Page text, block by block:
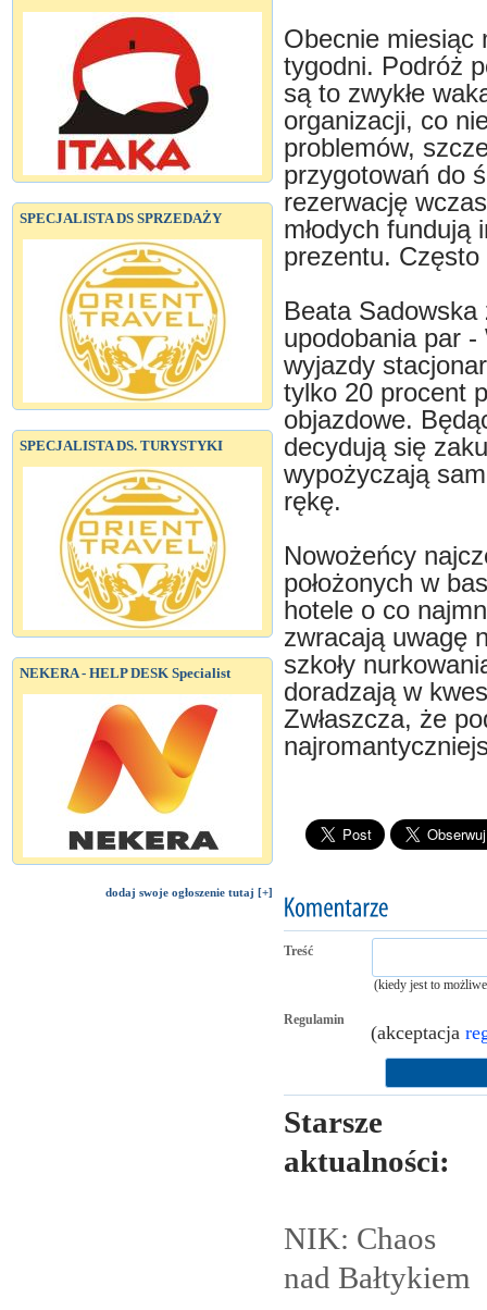
SPECJALISTA DS SPRZEDAŻY
SPECJALISTA DS. TURYSTYKI
NEKERA - HELP DESK Specialist
dodaj swoje ogłoszenie tutaj [+]
Obecnie miesiąc
tygodni. Podróż
są to zwykłe
organizacji, co
problemów,
przygotowań do
rezerwację
młodych fundują
prezentu.
Beata
upodobania par
wyjazdy
tylko 20 procent
objazdowe.
decydują się
wypożyczają
rękę.
Nowożeńcy
położonych w
hotele o co
zwracają uwagę
szkoły
doradzają w
Zwłaszcza, że
Treść
(kiedy jest to
Regulamin
(akceptacja
Starsze
aktualności:
NIK: Chaos
nad Bałtykiem